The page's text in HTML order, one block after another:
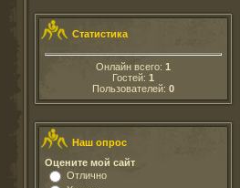
Статистика
Онлайн всего: 1
Гостей: 1
Пользователей: 0
Наш опрос
Оцените мой сайт
Отлично